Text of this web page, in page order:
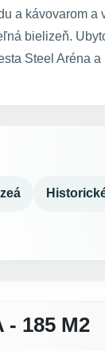
a kávovarom a
bielizeň.
Steel Aréna a
- 185 M2